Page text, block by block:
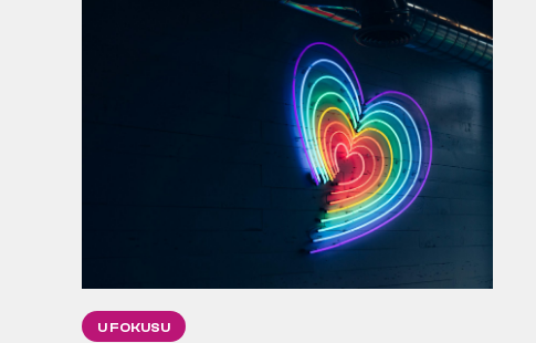
U FOKUSU